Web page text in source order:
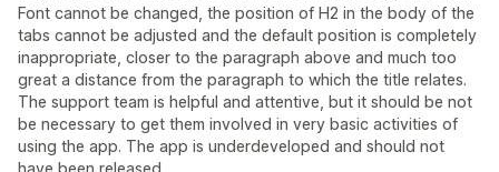
Font cannot be changed, the position of H2 in the body of the
tabs cannot be adjusted and the default position is completely
inappropriate, closer to the paragraph above and much too
great a distance from the paragraph to which the title relates.
The support team is helpful and attentive, but it should be not
be necessary to get them involved in very basic activities of
using the app. The app is underdeveloped and should not
have been released